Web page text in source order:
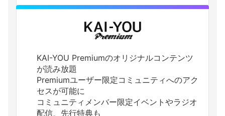
KAI-YOU Premiumのオリジナルコンテンツ
が読み放題
Premiumユーザー限定コミュニティへのアク
セスが可能に
コミュニティメンバー限定イベントやラジオ
配信、先行特典も